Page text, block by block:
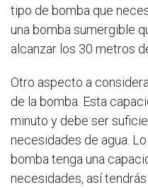
tipo de bomba que
una bomba sumergible
alcanzar los 30 metros
Otro aspecto a
de la bomba. Esta
minuto y debe ser
necesidades de agua.
bomba tenga una
necesidades, así